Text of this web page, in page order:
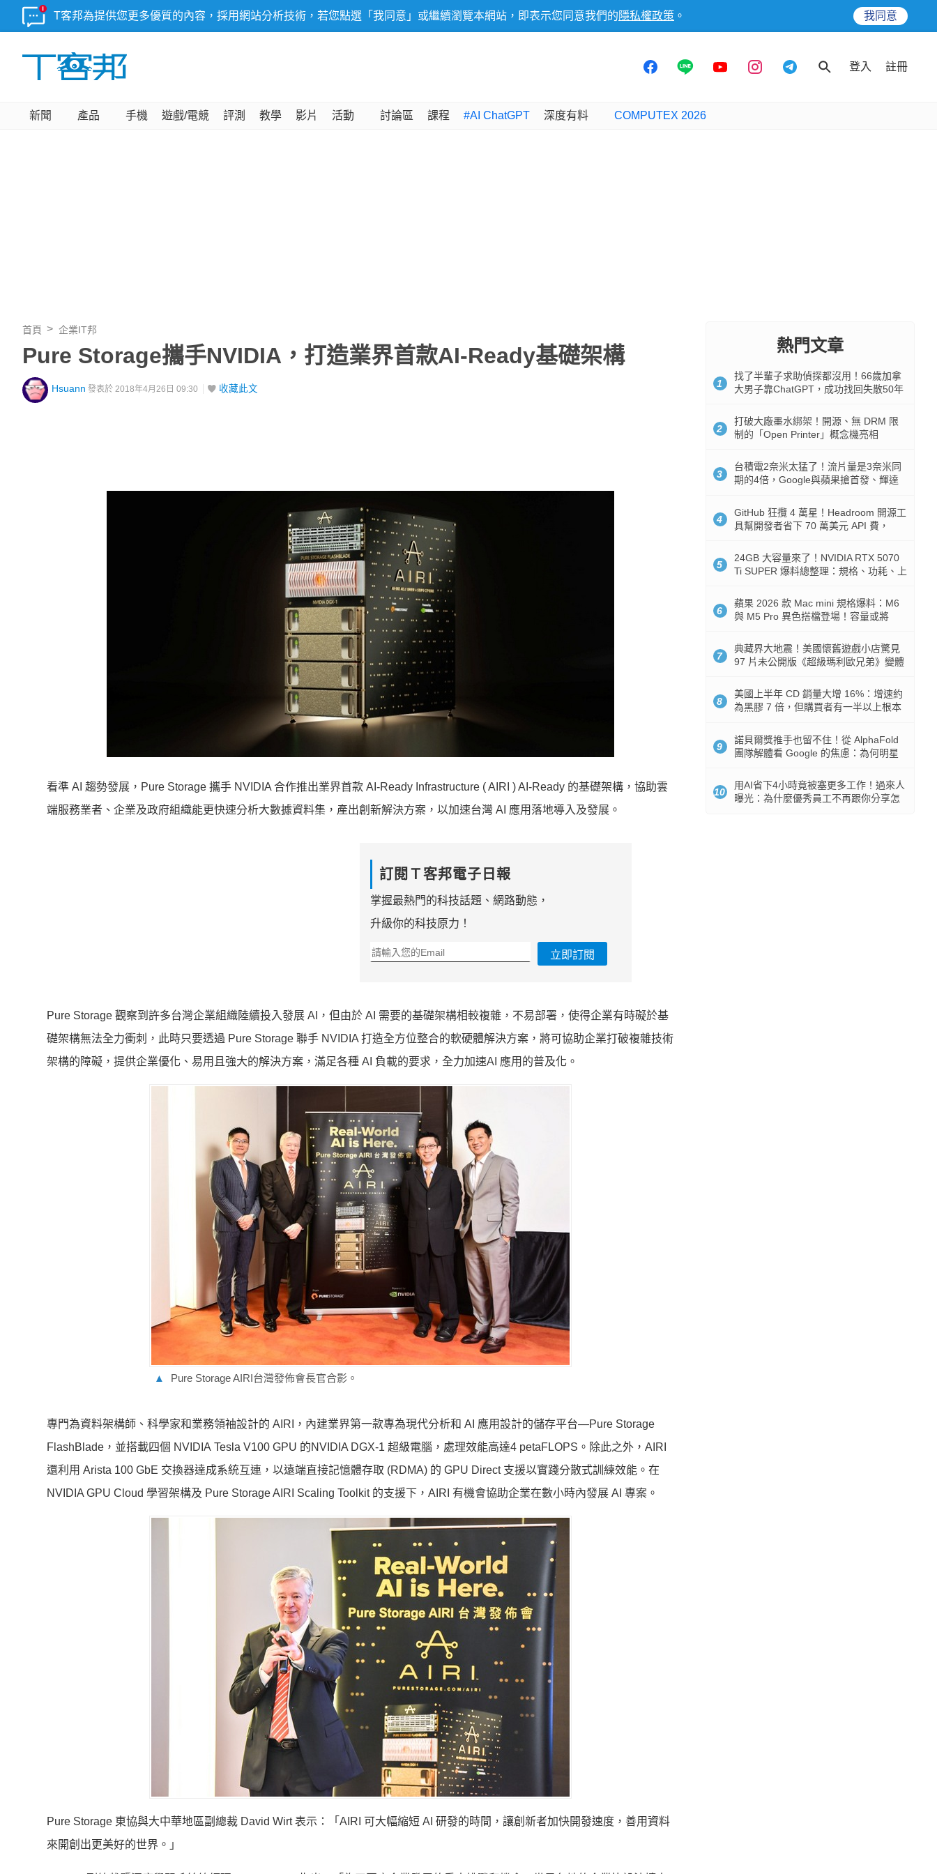
T客邦為提供您更多優質的內容，採用網站分析技術，若您點選「我同意」或繼續瀏覽本網站，即表示您同意我們的 隱私權政策 。 我同意
登入 註冊
新聞 產品 手機 遊戲/電競 評測 教學 影片 活動 討論區 課程 #AI ChatGPT 深度有料 COMPUTEX 2026
首頁 企業IT邦
Pure Storage攜手NVIDIA，打造業界首款AI-Ready基礎架構
Hsuann 發表於 2018年4月26日 09:30 收藏此文
看準 AI 趨勢發展，Pure Storage 攜手 NVIDIA 合作推出業界首款 AI-Ready Infrastructure ( AIRI ) AI-Ready 的基礎架構，協助雲
端服務業者、企業及政府組織能更快速分析大數據資料集，產出創新解決方案，以加速台灣 AI 應用落地導入及發展。
訂閱Ｔ客邦電子日報
掌握最熱門的科技話題、網路動態，
升級你的科技原力！
立即訂閱
Pure Storage 觀察到許多台灣企業組織陸續投入發展 AI，但由於 AI 需要的基礎架構相較複雜，不易部署，使得企業有時礙於基
礎架構無法全力衝刺，此時只要透過 Pure Storage 聯手 NVIDIA 打造全方位整合的軟硬體解決方案，將可協助企業打破複雜技術
架構的障礙，提供企業優化、易用且強大的解決方案，滿足各種 AI 負載的要求，全力加速AI 應用的普及化。
▲ Pure Storage AIRI台灣發佈會長官合影。
專門為資料架構師、科學家和業務領袖設計的 AIRI，內建業界第一款專為現代分析和 AI 應用設計的儲存平台—Pure Storage
FlashBlade，並搭載四個 NVIDIA Tesla V100 GPU 的NVIDIA DGX-1 超級電腦，處理效能高達4 petaFLOPS。除此之外，AIRI
還利用 Arista 100 GbE 交換器達成系統互連，以遠端直接記憶體存取 (RDMA) 的 GPU Direct 支援以實踐分散式訓練效能。在
NVIDIA GPU Cloud 學習架構及 Pure Storage AIRI Scaling Toolkit 的支援下，AIRI 有機會協助企業在數小時內發展 AI 專案。
Pure Storage 東協與大中華地區副總裁 David Wirt 表示：「AIRI 可大幅縮短 AI 研發的時間，讓創新者加快開發速度，善用資料
來開創出更美好的世界。」
熱門文章
1
找了半輩子求助偵探都沒用！66歲加拿
大男子靠ChatGPT，成功找回失散50年
2
打破大廠墨水綁架！開源、無 DRM 限
制的「Open Printer」概念機亮相
3
台積電2奈米太猛了！流片量是3奈米同
期的4倍，Google與蘋果搶首發、輝達
4
GitHub 狂攬 4 萬星！Headroom 開源工
具幫開發者省下 70 萬美元 API 費，
5
24GB 大容量來了！NVIDIA RTX 5070
Ti SUPER 爆料總整理：規格、功耗、上
6
蘋果 2026 款 Mac mini 規格爆料：M6
與 M5 Pro 異色搭檔登場！容量或將
7
典藏界大地震！美國懷舊遊戲小店驚見
97 片未公開版《超級瑪利歐兄弟》變體
8
美國上半年 CD 銷量大增 16%：增速約
為黑膠 7 倍，但購買者有一半以上根本
9
諾貝爾獎推手也留不住！從 AlphaFold
團隊解體看 Google 的焦慮：為何明星
10
用AI省下4小時竟被塞更多工作！過來人
曝光：為什麼優秀員工不再跟你分享怎